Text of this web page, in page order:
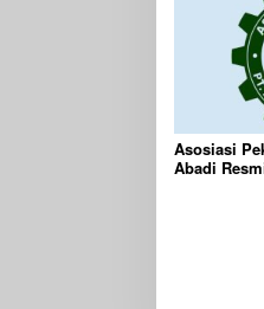
Asosiasi
Abadi